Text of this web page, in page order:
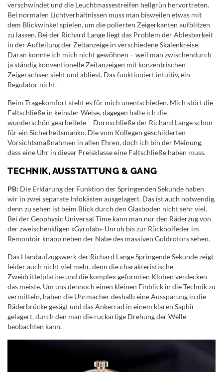
verschwindet und die Leuchtmassestreifen hellgrün hervortreten.
Bei normalen Lichtverhältnissen muss man bisweilen etwas mit
dem Blickwinkel spielen, um die polierten Zeigerkanten aufblitzen
zu lassen. Bei der Richard Lange liegt das Problem der Ablesbarkeit
in der Aufteilung der Zeitanzeige in verschiedene Skalenkreise.
Daran konnte ich mich nicht gewöhnen – weil man zwischendurch
ja ständig konventionelle Zeitanzeigen mit konzentrischen
Zeigerachsen sieht und abliest. Das funktioniert intuitiv, ein
Regulator nicht.
Beim Tragekomfort steht es für mich unentschieden. Mich stört die
Faltschließe in keinster Weise, dagegen halte ich die –
wunderschön gearbeitete – Dornschließe der Richard Lange schon
für ein Sicherheitsmanko. Die vom Kollegen geschilderten
Vorsichtsmaßnahmen in allen Ehren, doch ich bin der Meinung,
dass eine Uhr in dieser Preisklasse eine Faltschließe haben muss.
TECHNIK, AUSSTATTUNG & GANG
PB: Die Erklärung der Funktion der Springenden Sekunde haben
wir in zwei separate Infokästen ausgelagert. Das ist auch notwendig,
denn zu sehen ist beim Blick durch den Glasboden nicht sehr viel.
Bei der Geophysic Universal Time kann man nur den Räderzug von
der zweischenkligen «Gyrolab»-Unruh bis zur Rückholfeder im
Remontoir knapp neben der Nabe des massiven Goldrotors sehen.
Das Handaufzugswerk der Richard Lange Springende Sekunde zeigt
leider auch nicht viel mehr, denn die charakteristische
Zweidrittelplatine und die komplex geformten Kloben verdecken
das meiste. Um uns dennoch einen kleinen Einblick in die Technik zu
vermitteln, haben die Uhrmacher deshalb eine Aussparung in die
Räderbrücke gesägt und das Ankerrad in einem klaren Saphir
gelagert, durch den man die ruckartige Drehung der Welle
beobachten kann.